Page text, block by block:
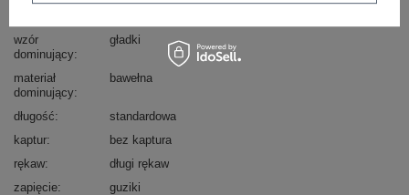
wzór
dominujący
gładki
materiał
dominujący
bawełna
długość
standardowa
kaptur
bez kaptura
rękaw
długi rękaw
zapięcie
guziki